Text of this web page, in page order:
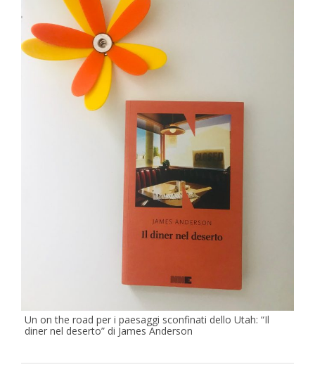
Un on the road per i paesaggi sconfinati dello Utah: “Il
diner nel deserto” di James Anderson